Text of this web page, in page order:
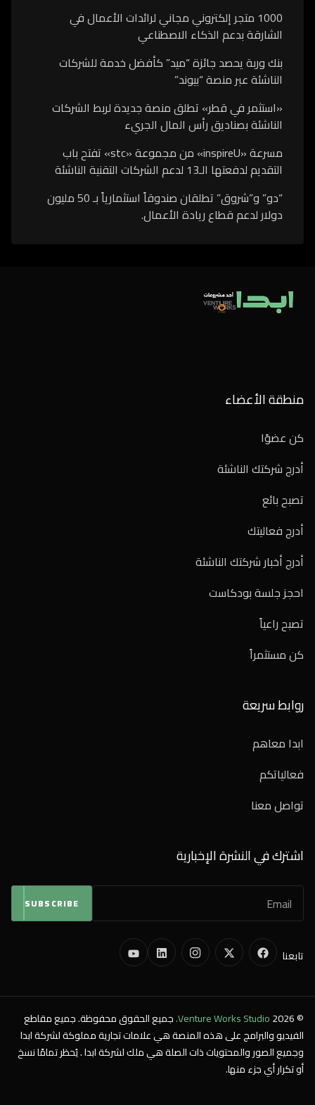
1000 متجر إلكتروني مجاني لرائدات الأعمال في
الشارقة بدعم الذكاء الاصطناعي
بنك وربة يحصد جائزة “ميد” كأفضل خدمة للشركات
الناشئة عبر منصة “بيوند”
«استثمر في قطر» تطلق منصة جديدة لربط الشركات
الناشئة بصناديق رأس المال الجريء
مسرعة «inspireU» من مجموعة «stc» تفتح باب
التقديم لدفعتها الـ13 لدعم الشركات التقنية الناشئة
“دو” و”شروق” تطلقان صندوقاً استثمارياً بـ 50 مليون
دولار لدعم قطاع ريادة الأعمال.
منطقة الأعضاء
كن عضوًا
أدرج شركتك الناشئة
تصبح بائع
أدرج فعاليتك
أدرج أخبار شركتك الناشئة
احجز جلسة بودكاست
تصبح راعياً
كن مستثمراً
روابط سريعة
ابدا معاهم
فعالياتكم
تواصل معنا
اشترك في النشرة الإخبارية
SUBSCRIBE
تابعنا
© 2026
Venture Works Studio. جميع الحقوق محفوظة. جميع مقاطع
الفيديو والبرامج على هذه المنصة هي علامات تجارية مملوكة لشركة ابدا
وجميع الصور والمحتويات ذات الصلة هي ملك لشركة ابدا . يُحظر تمامًا نسخ
أو تكرار أي جزء منها.